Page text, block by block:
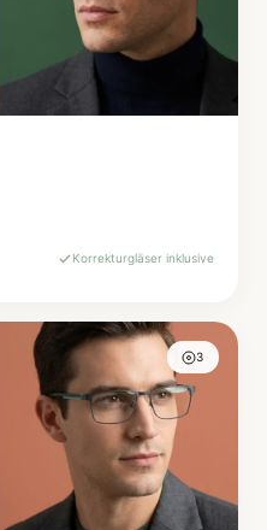
Korrekturgläser inklusive
3